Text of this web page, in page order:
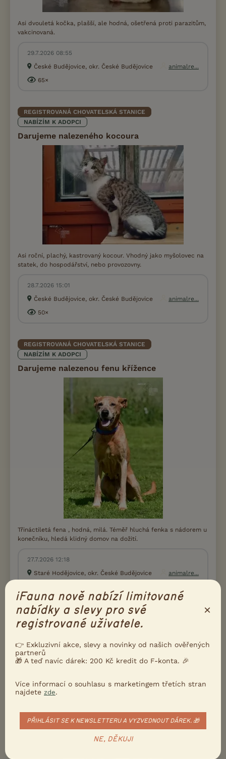
Asi dvouletá kočka, plašší, ale hodná, ošetřená proti parazitům,
vakcinovaná.
29.7.2026 08:55
České Budějovice, okr. České Budějovice
animalre...
65×
REGISTROVANÁ CHOVATELSKÁ STANICE
NABÍZÍM K ADOPCI
Darujeme nalezeného kocoura
Asi roční, plachý, kastrovaný kocour. Vhodný jako myšolovec na
statek, do hospodářství, nebo provozovny.
28.7.2026 15:01
České Budějovice, okr. České Budějovice
animalre...
50×
REGISTROVANÁ CHOVATELSKÁ STANICE
NABÍZÍM K ADOPCI
Darujeme nalezenou fenu křížence
Třináctiletá fena , hodná, milá. Téměř hluchá fenka s nádorem u
konečníku, hledá klidný domov na dožití.
27.7.2026 12:18
Staré Hodějovice, okr. České Budějovice
animalre...
REGISTROVANÁ CHOVATELSKÁ STANICE
NABÍZÍM K ADOPCI
Darujeme opuštěného křížence
iFauna nově nabízí limitované
nabídky a slevy pro své
registrované uživatele.
×
👉 Exkluzivní akce, slevy a novinky od našich ověřených
partnerů
🎁 A teď navíc dárek: 200 Kč kredit do F-konta. 🎉
Více informací o souhlasu s marketingem třetích stran
najdete zde.
PŘIHLÁSIT SE K NEWSLETTERU A VYZVEDNOUT DÁREK. 🎁
NE, DĚKUJI